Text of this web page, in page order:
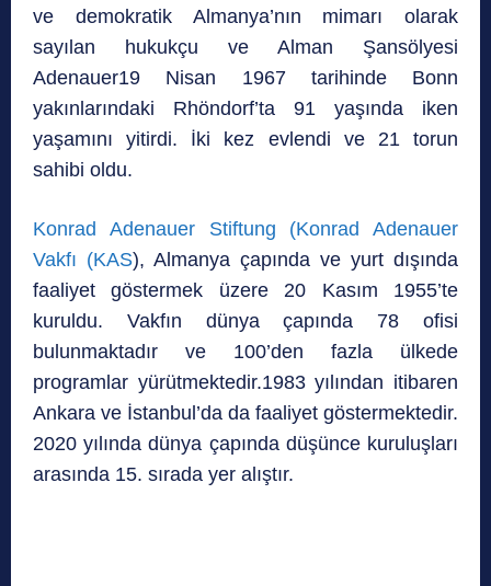
ve demokratik Almanya’nın mimarı olarak
sayılan hukukçu ve Alman Şansölyesi
Adenauer19 Nisan 1967 tarihinde Bonn
yakınlarındaki Rhöndorf’ta 91 yaşında iken
yaşamını yitirdi. İki kez evlendi ve 21 torun
sahibi oldu.
Konrad Adenauer Stiftung (Konrad Adenauer
Vakfı (KAS), Almanya çapında ve yurt dışında
faaliyet göstermek üzere 20 Kasım 1955’te
kuruldu. Vakfın dünya çapında 78 ofisi
bulunmaktadır ve 100’den fazla ülkede
programlar yürütmektedir.1983 yılından itibaren
Ankara ve İstanbul’da da faaliyet göstermektedir.
2020 yılında dünya çapında düşünce kuruluşları
arasında 15. sırada yer alıştır.